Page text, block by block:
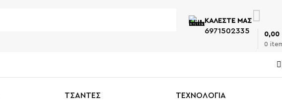
ΚΑΛΕΣΤΕ ΜΑΣ
6971502335
0
0,00
ΤΣΑΝΤΕΣ ΤΕΧΝΟΛΟΓΙΑ